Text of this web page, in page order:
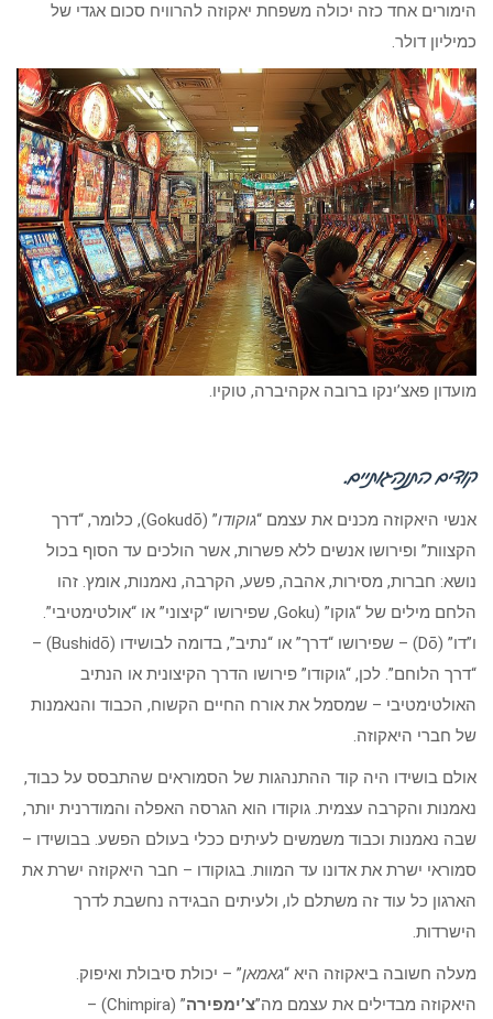
הימורים אחד כזה יכולה משפחת יאקוזה להרוויח סכום אגדי של
כמיליון דולר.
מועדון פאצ’ינקו ברובה אקהיברה, טוקיו.
קודים התנהגותיים.
אנשי היאקוזה מכנים את עצמם “גוקודו
” (Gokudō), כלומר, “דרך
הקצוות” ופירושו אנשים ללא פשרות, אשר הולכים עד הסוף בכול
נושא: חברות, מסירות, אהבה, פשע, הקרבה, נאמנות, אומץ. זהו
הלחם מילים של “גוקו” (Goku, שפירושו “קיצוני” או “אולטימטיבי”.
ו”דו” (Dō) – שפירושו “דרך” או “נתיב”, בדומה לבושידו (Bushidō) –
“דרך הלוחם”. לכן, “גוקודו” פירושו הדרך הקיצונית או הנתיב
האולטימטיבי – שמסמל את אורח החיים הקשוח, הכבוד והנאמנות
של חברי היאקוזה.
אולם בושידו היה קוד ההתנהגות של הסמוראים שהתבסס על כבוד,
נאמנות והקרבה עצמית. גוקודו הוא הגרסה האפלה והמודרנית יותר,
שבה נאמנות וכבוד משמשים לעיתים ככלי בעולם הפשע. בבושידו –
סמוראי ישרת את אדונו עד המוות. בגוקודו – חבר היאקוזה ישרת את
הארגון כל עוד זה משתלם לו, ולעיתים הבגידה נחשבת לדרך
הישרדות.
מעלה חשובה ביאקוזה היא “גאמאן” – יכולת סיבולת ואיפוק.
היאקוזה מבדילים את עצמם מה”צ’ימפירה
” (Chimpira) –